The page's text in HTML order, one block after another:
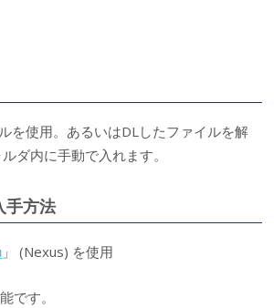
を使用。あるいはDLしたファイルを解
ダ内に手動で入れます。
手方法
」 (Nexus) を使用
です。